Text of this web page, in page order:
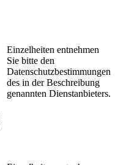
Einzelheiten entnehmen
Sie bitte den
Datenschutzbestimmungen
des in der Beschreibung
genannten Dienstanbieters.